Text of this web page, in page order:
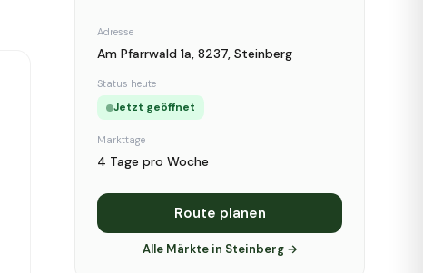
Adresse
Am Pfarrwald 1a, 8237, Steinberg
Status heute
Jetzt geöffnet
Markttage
4 Tage pro Woche
Route planen
Alle Märkte in Steinberg →